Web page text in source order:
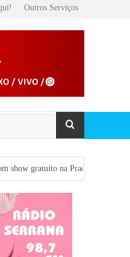
Outros Serviços
Praça Central e atrações em bares